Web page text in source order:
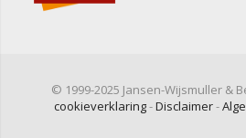
© 1999-2025 Jansen-Wijsmuller &
cookieverklaring-Disclaimer-